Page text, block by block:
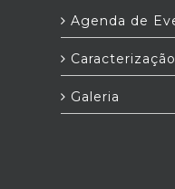
Agenda de
Caracterização
Galeria